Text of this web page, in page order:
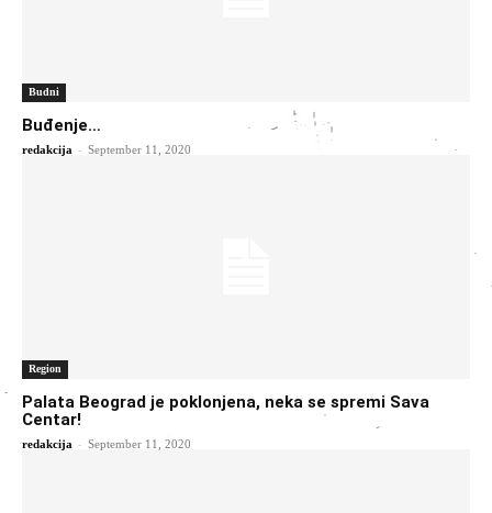
Budni
Buđenje…
redakcija - September 11, 2020
Region
Palata Beograd je poklonjena, neka se spremi Sava
Centar!
redakcija - September 11, 2020